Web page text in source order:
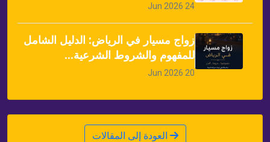
24 Jun 2026
زواج مسيار في الرياض: الدليل الشامل
للمفهوم والشروط الشرعية...
20 Jun 2026
العودة إلى المقالات